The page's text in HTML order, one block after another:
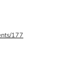
177